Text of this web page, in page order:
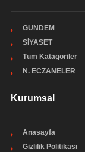
GÜNDEM
SİYASET
Tüm Katagoriler
N. ECZANELER
Kurumsal
Anasayfa
Gizlilik Politikası